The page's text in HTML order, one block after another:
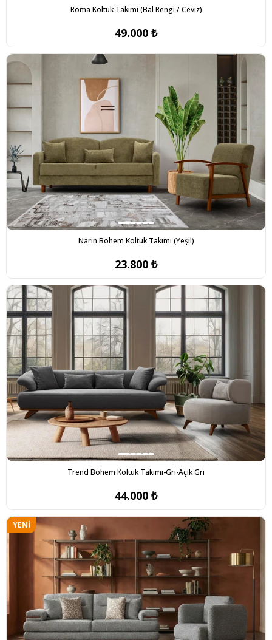
Roma Koltuk Takımı (Bal Rengi / Ceviz)
49.000 ₺
Narin Bohem Koltuk Takımı (Yeşil)
23.800 ₺
Trend Bohem Koltuk Takımı-Gri-Açık Gri
44.000 ₺
YENI